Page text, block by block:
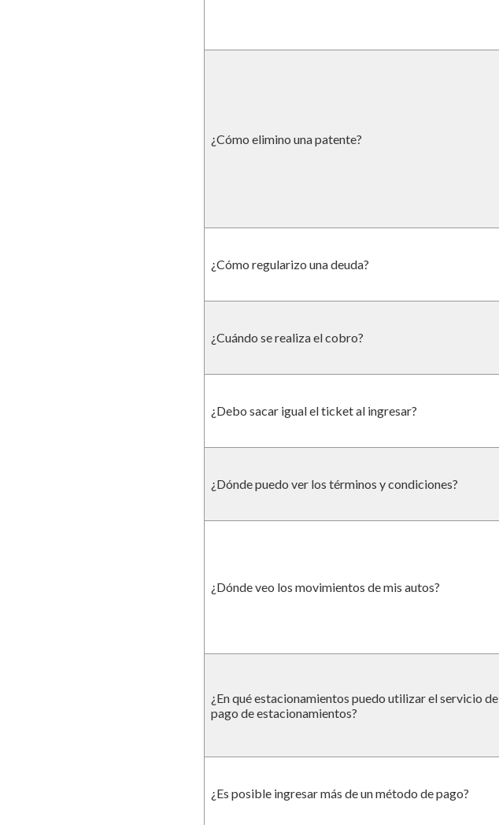
¿Cómo elimino una patente?
¿Cómo regularizo una deuda?
¿Cuándo se realiza el cobro?
¿Debo sacar igual el ticket al ingresar?
¿Dónde puedo ver los términos y condiciones?
¿Dónde veo los movimientos de mis autos?
¿En qué estacionamientos puedo utilizar el servicio de
pago de estacionamientos?
¿Es posible ingresar más de un método de pago?